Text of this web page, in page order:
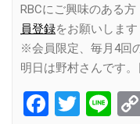
RBCにご興味のある
員登録をお願いします
※会員限定、毎月4回
明日は野村さんです